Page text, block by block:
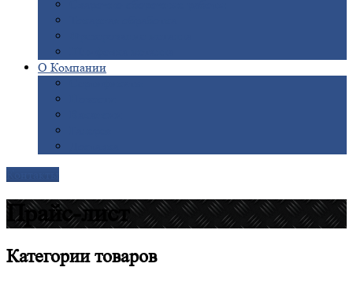
О Компании
Прайс-лист
Категориитоваров